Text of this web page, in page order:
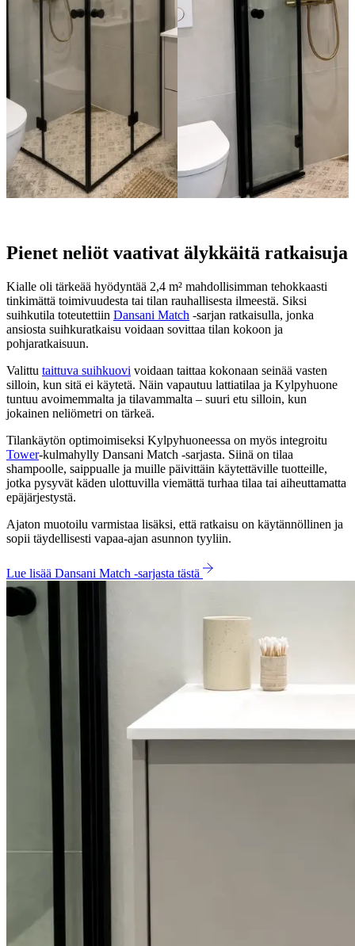
Pienet neliöt vaativat älykkäitä ratkaisuja
Kialle oli tärkeää hyödyntää 2,4 m² mahdollisimman tehokkaasti
tinkimättä toimivuudesta tai tilan rauhallisesta ilmeestä. Siksi
suihkutila toteutettiin Dansani Match -sarjan ratkaisulla, jonka
ansiosta suihkuratkaisu voidaan sovittaa tilan kokoon ja
pohjaratkaisuun.
Valittu taittuva suihkuovi voidaan taittaa kokonaan seinää vasten
silloin, kun sitä ei käytetä. Näin vapautuu lattiatilaa ja Kylpyhuone
tuntuu avoimemmalta ja tilavammalta – suuri etu silloin, kun
jokainen neliömetri on tärkeä.
Tilankäytön optimoimiseksi Kylpyhuoneessa on myös integroitu
Tower-kulmahylly Dansani Match -sarjasta. Siinä on tilaa
shampoolle, saippualle ja muille päivittäin käytettäville tuotteille,
jotka pysyvät käden ulottuvilla viemättä turhaa tilaa tai aiheuttamatta
epäjärjestystä.
Ajaton muotoilu varmistaa lisäksi, että ratkaisu on käytännöllinen ja
sopii täydellisesti vapaa-ajan asunnon tyyliin.
Lue lisää Dansani Match -sarjasta tästä